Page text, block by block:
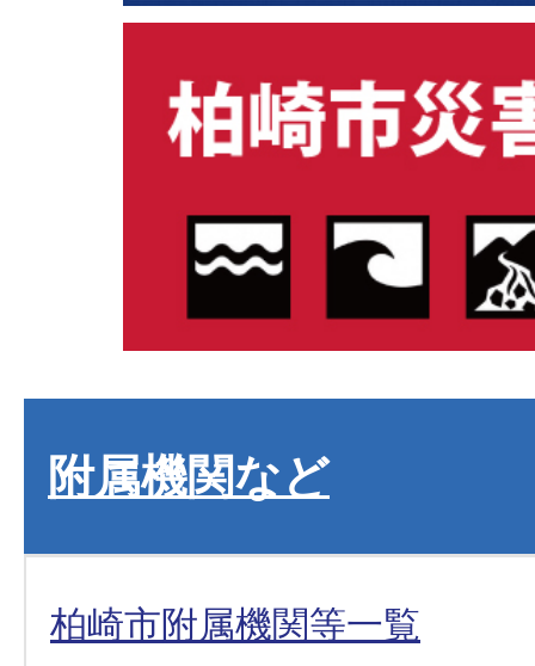
附属機関など
柏崎市附属機関等一覧